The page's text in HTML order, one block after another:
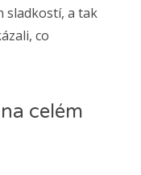
sladkostí, a tak
co
celém